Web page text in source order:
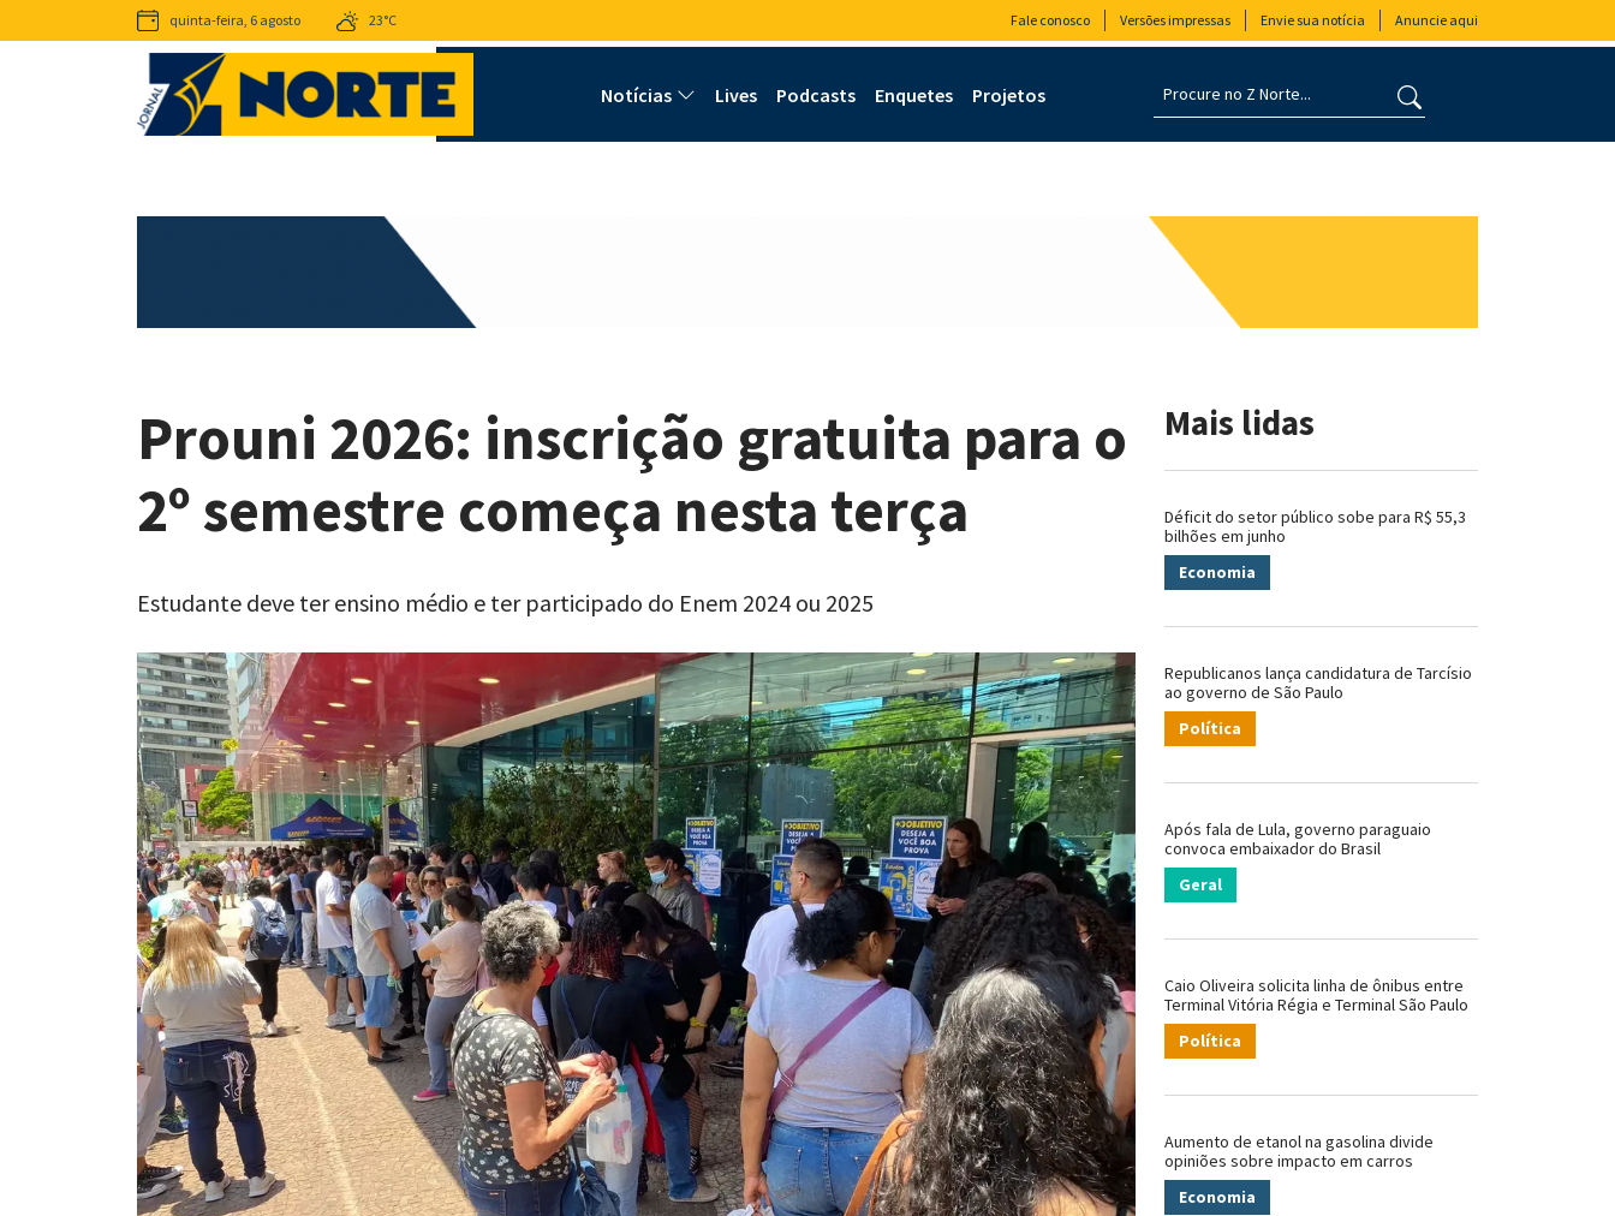
quinta-feira, 6 agosto 23°C Fale conosco Versões impressas Envie sua notícia Anuncie aqui
Notícias Lives Podcasts Enquetes Projetos
Prouni 2026: inscrição gratuita para o
2º semestre começa nesta terça
Estudante deve ter ensino médio e ter participado do Enem 2024 ou 2025
Mais lidas
Déficit do setor público sobe para R$ 55,3
bilhões em junho
Economia
Republicanos lança candidatura de Tarcísio
ao governo de São Paulo
Política
Após fala de Lula, governo paraguaio
convoca embaixador do Brasil
Geral
Caio Oliveira solicita linha de ônibus entre
Terminal Vitória Régia e Terminal São Paulo
Política
Aumento de etanol na gasolina divide
opiniões sobre impacto em carros
Economia